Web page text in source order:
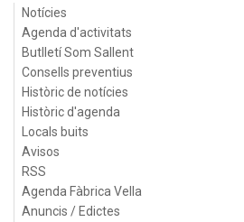
Notícies
Agenda d'activitats
Butlletí Som Sallent
Consells preventius
Històric de notícies
Històric d'agenda
Locals buits
Avisos
RSS
Agenda Fàbrica Vella
Anuncis / Edictes